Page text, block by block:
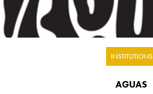
INSTITUTIONS
AGUAS